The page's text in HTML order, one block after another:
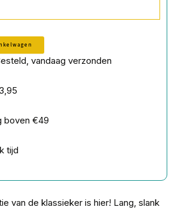
vandaag verzonden
boven €49
tijd
van de klassieker is hier! Lang, slank